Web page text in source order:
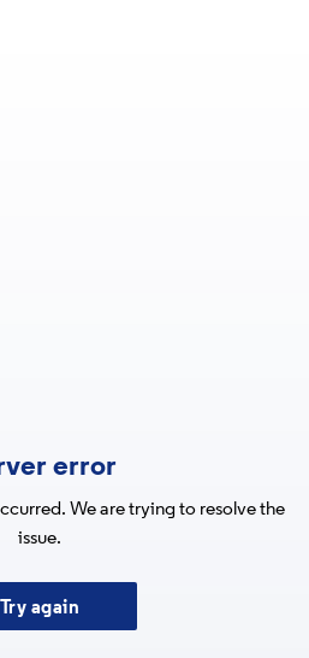
error
We are trying to resolve the
issue.
Try again